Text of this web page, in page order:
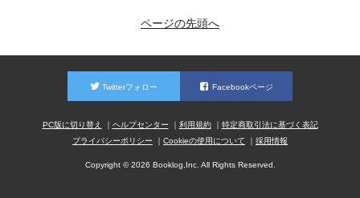
ページの先頭へ
Twitterフォロー Facebookページ
PC版に切り替え ヘルプセンター 利用規約
特定商取引法に基づく表記
プライバシーポリシー
Cookieの使用について 採用情報
Copyright © 2026 Booklog,Inc. All Rights Reserved.